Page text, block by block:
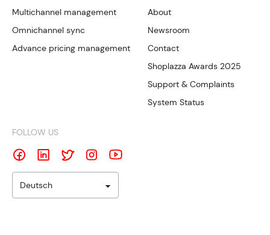
Multichannel management
Omnichannel sync
Advance pricing management
About
Newsroom
Contact
Shoplazza Awards 2025
Support & Complaints
System Status
FOLLOW US
Deutsch